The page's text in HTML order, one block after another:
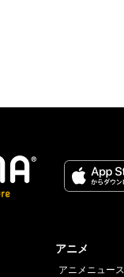
アニメ
アニメニュース